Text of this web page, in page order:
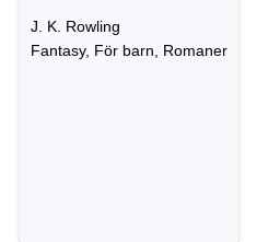
J. K. Rowling
Fantasy, För barn, Romaner